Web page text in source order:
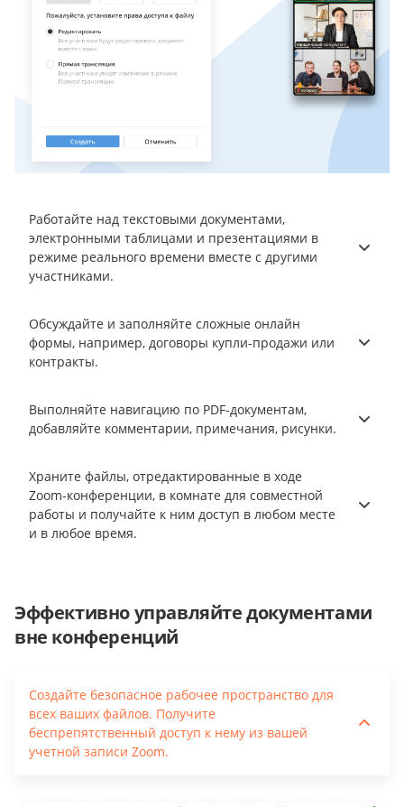
Работайте над текстовыми документами,
электронными таблицами и презентациями в
режиме реального времени вместе с другими
участниками.
Обсуждайте и заполняйте сложные онлайн
формы, например, договоры купли-продажи или
контракты.
Выполняйте навигацию по PDF-документам,
добавляйте комментарии, примечания, рисунки.
Храните файлы, отредактированные в ходе
Zoom-конференции, в комнате для совместной
работы и получайте к ним доступ в любом месте
и в любое время.
Эффективно управляйте документами
вне конференций
Создайте безопасное рабочее пространство для
всех ваших файлов. Получите
беспрепятственный доступ к нему из вашей
учетной записи Zoom.